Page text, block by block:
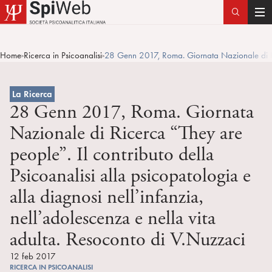
T
g
Home>Ricerca in Psicoanalisi>28 Genn 2017, Roma. Giornata Nazionale di
La Ricerca
28 Genn 2017, Roma. Giornata
Nazionale di Ricerca “They are
people”. Il contributo della
Psicoanalisi alla psicopatologia e
alla diagnosi nell’infanzia,
nell’adolescenza e nella vita
adulta. Resoconto di V.Nuzzaci
12 feb 2017
RICERCA IN PSICOANALISI